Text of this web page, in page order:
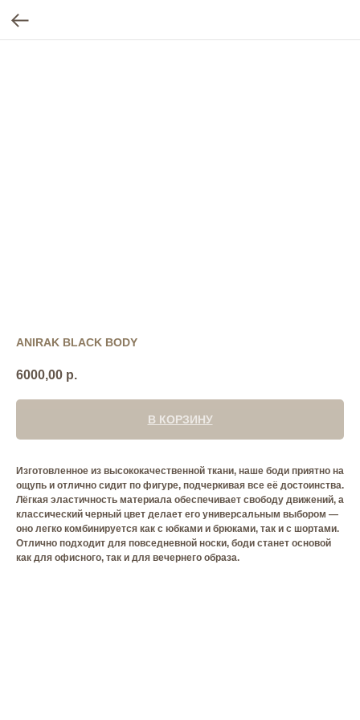
ANIRAK BLACK BODY
6000,00 р.
В КОРЗИНУ
Изготовленное из высококачественной ткани, наше боди приятно на
ощупь и отлично сидит по фигуре, подчеркивая все её достоинства.
Лёгкая эластичность материала обеспечивает свободу движений, а
классический черный цвет делает его универсальным выбором —
оно легко комбинируется как с юбками и брюками, так и с шортами.
Отлично подходит для повседневной носки, боди станет основой
как для офисного, так и для вечернего образа.